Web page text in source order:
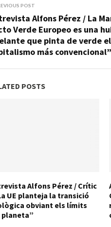
POST
Alfons Pérez / La
Verde Europeo es una
que pinta de verde el
más convencional”
POSTS
Alfons Pérez / Crític
UE planteja la transició
obviant els límits
planeta”